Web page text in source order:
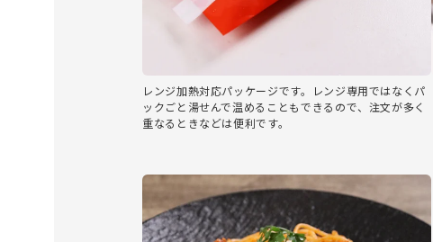
レンジ加熱対応パッケージです。レンジ専用ではなくパ
ックごと湯せんで温めることもできるので、注文が多く
重なるときなどは便利です。